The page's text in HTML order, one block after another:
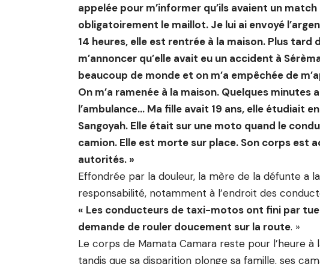
appelée pour m’informer qu’ils avaient un
obligatoirement le maillot. Je lui ai envoyé
14 heures, elle est rentrée à la maison. Plus tard
m’annoncer qu’elle avait eu un accident à
beaucoup de monde et on m’a empêchée de
On m’a ramenée à la maison. Quelques minutes
l’ambulance… Ma fille avait 19 ans, elle étudiait
Sangoyah. Elle était sur une moto quand le
camion. Elle est morte sur place. Son corps est
autorités. »
Effondrée par la douleur, la mère de la défunte a
responsabilité, notamment à l’endroit des
« Les conducteurs de taxi-motos ont fini par
demande de rouler doucement sur la route. »
Le corps de Mamata Camara reste pour l’heure
tandis que sa disparition plonge sa famille, ses